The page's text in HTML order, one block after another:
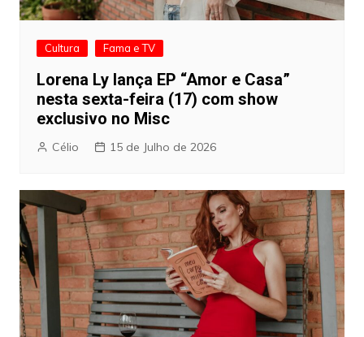
Cultura Fama e TV
Lorena Ly lança EP “Amor e Casa”
nesta sexta-feira (17) com show
exclusivo no Misc
Célio 15 de Julho de 2026